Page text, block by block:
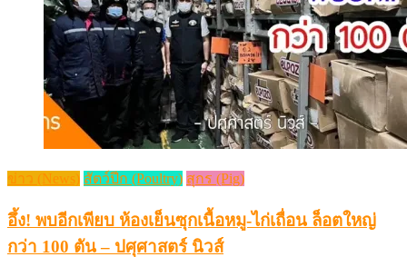
ข่าว (News) สัตว์ปีก (Poultry) สุกร (Pig)
อึ้ง! พบอีกเพียบ ห้องเย็นซุกเนื้อหมู-ไก่เถื่อน ล็อตใหญ่
กว่า 100 ตัน – ปศุศาสตร์ นิวส์